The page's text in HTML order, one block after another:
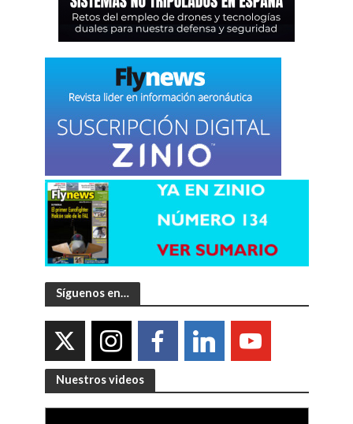
Síguenos en…
Nuestros videos